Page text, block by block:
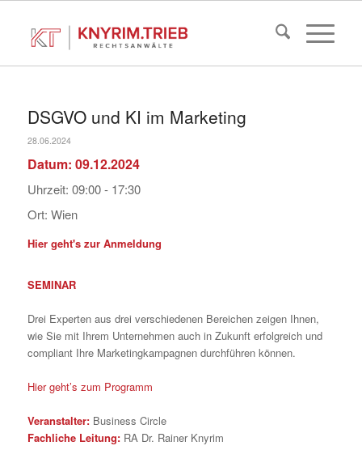
DSGVO und KI im Marketing
28.06.2024
Datum: 09.12.2024
Uhrzeit: 09:00 - 17:30
Ort: Wien
Hier geht's zur Anmeldung
SEMINAR
Drei Experten aus drei verschiedenen Bereichen zeigen Ihnen,
wie Sie mit Ihrem Unternehmen auch in Zukunft erfolgreich und
compliant Ihre Marketingkampagnen durchführen können.
Hier geht’s zum Programm
Veranstalter: Business Circle
Fachliche Leitung:RA Dr. Rainer Knyrim